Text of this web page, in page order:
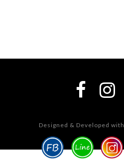
Designed & Developed with